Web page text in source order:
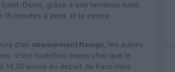
Denis, grâce à son terminus nord,
15 minutes à pied, et le centre
d’un abonnement Navigo , les autres
-c’est toutefois moins cher que le
14,50 euros au départ de Paris intra